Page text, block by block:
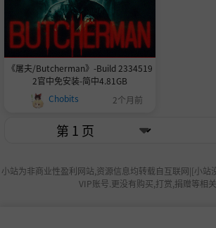
《屠夫/Butcherman》-Build 2334519
2官中免安装-简中4.81GB
Chobits
2个月前
小站为非商业性盈利网站,资源信息均转载自互联网|[小站
VIP账号.更没有购买,打赏,捐赠等相